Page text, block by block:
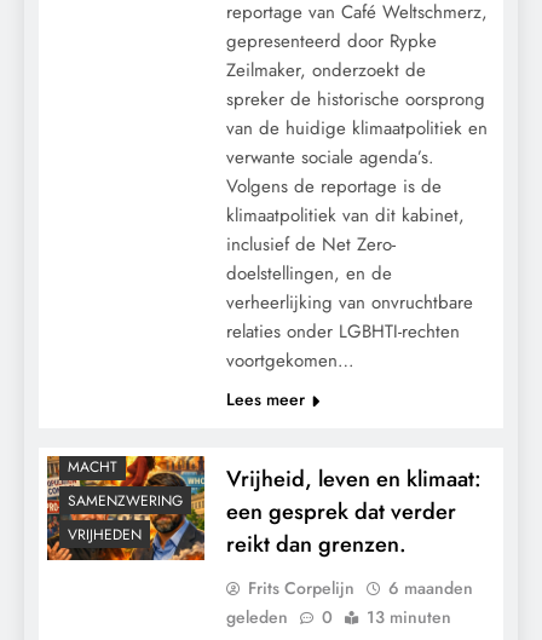
reportage van Café Weltschmerz,
gepresenteerd door Rypke
Zeilmaker, onderzoekt de
spreker de historische oorsprong
van de huidige klimaatpolitiek en
verwante sociale agenda’s.
Volgens de reportage is de
klimaatpolitiek van dit kabinet,
inclusief de Net Zero-
doelstellingen, en de
verheerlijking van onvruchtbare
relaties onder LGBHTI-rechten
voortgekomen…
Lees meer
MACHT
SAMENZWERING
VRIJHEDEN
Vrijheid, leven en klimaat:
een gesprek dat verder
reikt dan grenzen.
Frits Corpelijn
6 maanden
geleden
0 13 minuten